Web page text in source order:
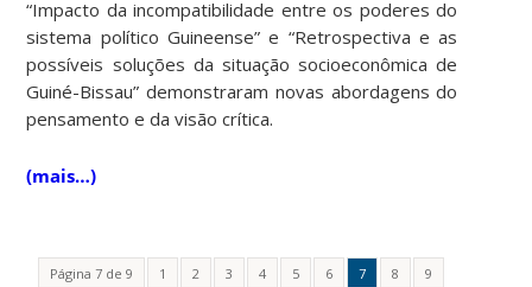
“Impacto da incompatibilidade entre os poderes do
sistema político Guineense” e “Retrospectiva e as
possíveis soluções da situação socioeconômica de
Guiné-Bissau” demonstraram novas abordagens do
pensamento e da visão crítica.
(mais…)
Página 7 de 9 1 2 3 4 5 6 7 8 9